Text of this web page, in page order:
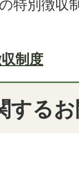
特別徴収
制度
する